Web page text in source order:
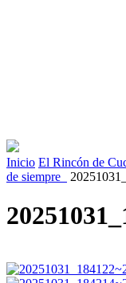
Inicio El Rincón de
de siempre